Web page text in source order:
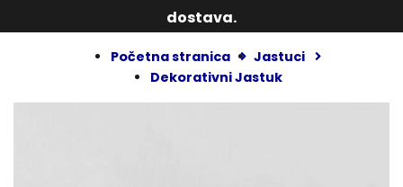
dostava.
Početna stranica
Jastuci
Dekorativni Jastuk